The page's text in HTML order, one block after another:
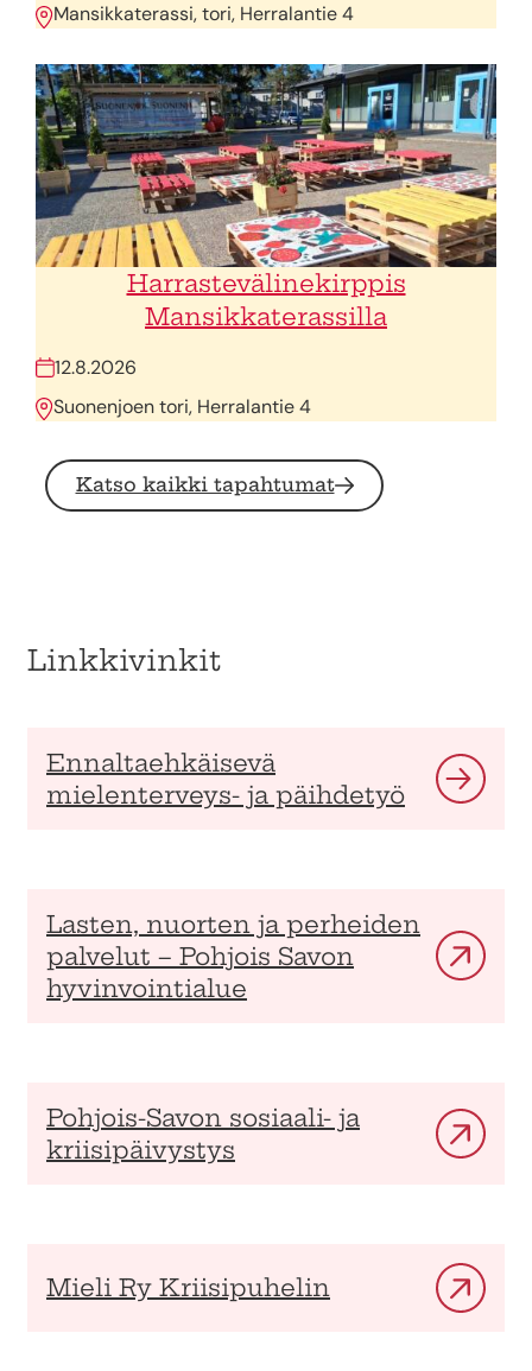
Mansikkaterassi, tori, Herralantie 4
Harrastevälinekirppis
Mansikkaterassilla
12.8.2026
Suonenjoen tori, Herralantie 4
Katso kaikki tapahtumat
Linkkivinkit
Ennaltaehkäisevä
mielenterveys- ja päihdetyö
Lasten, nuorten ja perheiden
palvelut – Pohjois Savon
hyvinvointialue
Pohjois-Savon sosiaali- ja
kriisipäivystys
Mieli Ry Kriisipuhelin